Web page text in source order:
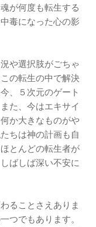
が何度も転生する
毒になった心の影
や選択肢がごちゃ
の転生の中で解決
、５次元のゲート
た、今はエキサイ
か大きなものがや
ちは神の計画も自
とんどの転生者が
ばしば深い不安に
ることさえありま
つでもあります。